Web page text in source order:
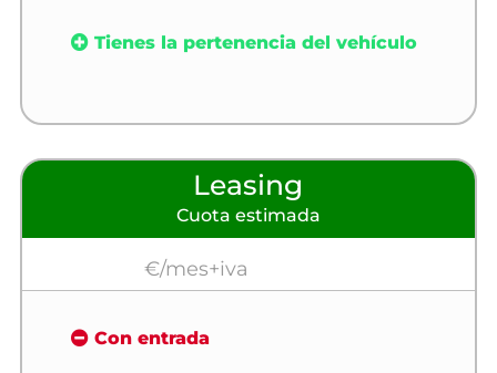
Tienes la pertenencia del vehículo
Leasing
Cuota estimada
€/mes+iva
Con entrada